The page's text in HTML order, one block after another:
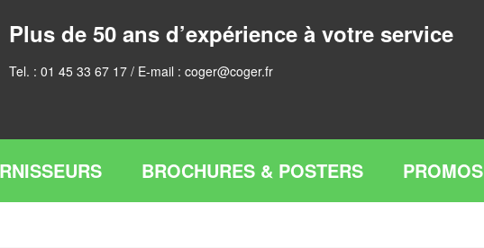
Plus de 50 ans d’expérience à votre service
Tel. : 01 45 33 67 17 / E-mail : coger@coger.fr
BROCHURES & POSTERS PROMOS